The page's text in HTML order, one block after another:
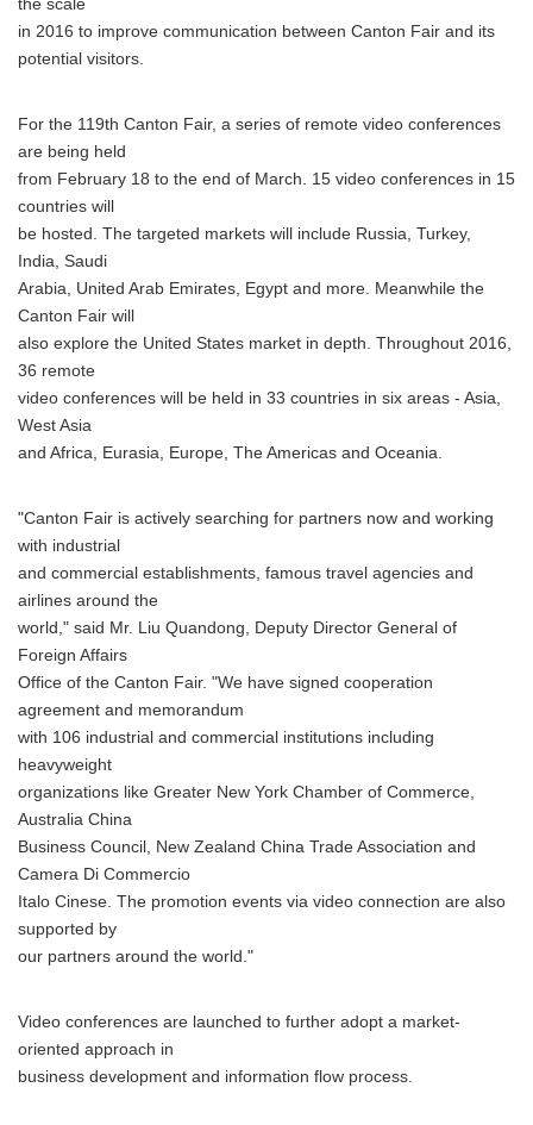
the scale
in 2016 to improve communication between Canton Fair and its
potential visitors.
For the 119th Canton Fair, a series of remote video conferences
are being held
from February 18 to the end of March. 15 video conferences in 15
countries will
be hosted. The targeted markets will include Russia, Turkey,
India, Saudi
Arabia, United Arab Emirates, Egypt and more. Meanwhile the
Canton Fair will
also explore the United States market in depth. Throughout 2016,
36 remote
video conferences will be held in 33 countries in six areas - Asia,
West Asia
and Africa, Eurasia, Europe, The Americas and Oceania.
"Canton Fair is actively searching for partners now and working
with industrial
and commercial establishments, famous travel agencies and
airlines around the
world," said Mr. Liu Quandong, Deputy Director General of
Foreign Affairs
Office of the Canton Fair. "We have signed cooperation
agreement and memorandum
with 106 industrial and commercial institutions including
heavyweight
organizations like Greater New York Chamber of Commerce,
Australia China
Business Council, New Zealand China Trade Association and
Camera Di Commercio
Italo Cinese. The promotion events via video connection are also
supported by
our partners around the world."
Video conferences are launched to further adopt a market-
oriented approach in
business development and information flow process.